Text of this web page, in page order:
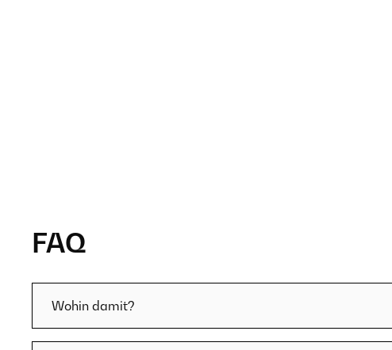
FAQ
Wohin damit?